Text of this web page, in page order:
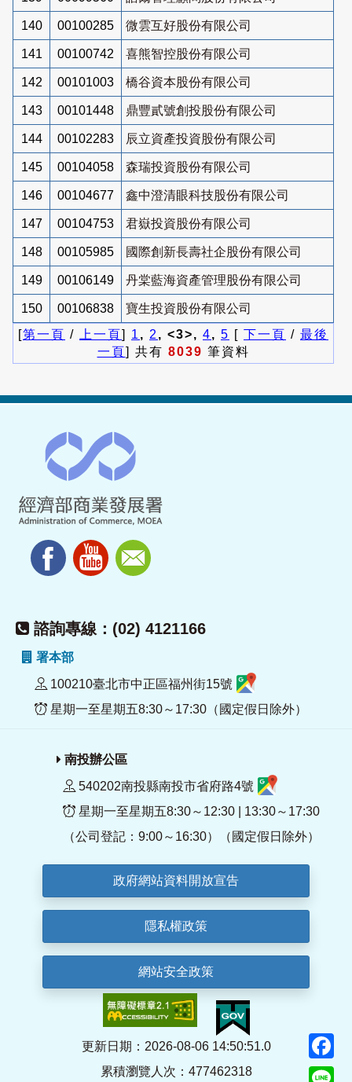
140 00100285 微雲互好股份有限公司
141 00100742 喜熊智控股份有限公司
142 00101003 橋谷資本股份有限公司
143 00101448 鼎豐貳號創投股份有限公司
144 00102283 辰立資產投資股份有限公司
145 00104058 森瑞投資股份有限公司
146 00104677 鑫中澄清眼科技股份有限公司
147 00104753 君嶽投資股份有限公司
148 00105985 國際創新長壽社企股份有限公司
149 00106149 丹棠藍海資產管理股份有限公司
150 00106838
寶生投資股份有限公司
[第一頁 / 上一頁] 1 , 2 , <3>, 4, 5 [ 下一頁 / 最後
一頁] 共有 8039 筆資料
諮詢專線：(02) 4121166
署本部
100210臺北市中正區福州街15號
星期一至星期五8:30～17:30（國定假日除外）
南投辦公區
540202南投縣南投市省府路4號
星期一至星期五8:30～12:30 | 13:30～17:30
（公司登記：9:00～16:30）（國定假日除外）
政府網站資料開放宣告
隱私權政策
網站安全政策
更新日期：2026-08-06 14:50:51.0
累積瀏覽人次：477462318